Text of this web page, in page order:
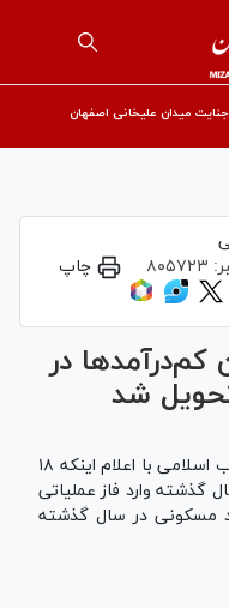
میدان علیخانی اصفهان
۸۰۵۷۲۳ چاپ
کم‌درآمدها در
شد
معاون مسکن شهری بنیاد مسکن انقلاب اسلامی با اعلام اینکه ۱۸
گذشته وارد فاز عملیاتی
حدود ۵ هزار واحد مسکونی در سال گذشته